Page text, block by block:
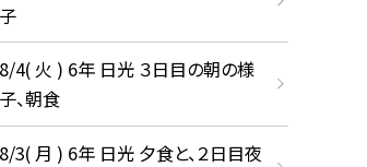
子
8/4( 火 ) 6年 日光 ３日目の朝の様
子、朝食
8/3( 月 ) 6年 日光 夕食と、２日目夜